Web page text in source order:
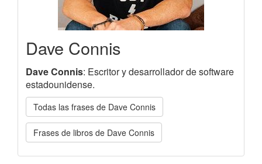
Dave Connis
Dave Connis: Escritor y desarrollador de software
estadounidense.
Todas las frases de Dave Connis
Frases de libros de Dave Connis